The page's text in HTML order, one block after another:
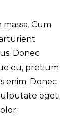
Cum
Donec
eu, pretium
enim. Donec
eget.